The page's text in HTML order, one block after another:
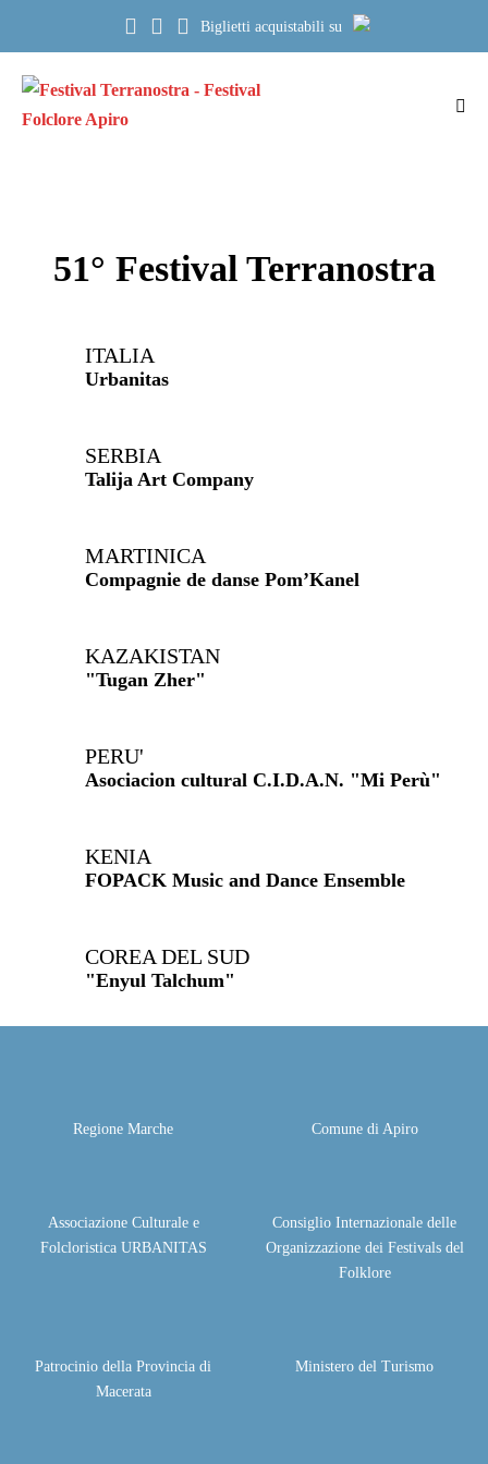
contenuto
Biglietti acquistabili su
51° Festival Terranostra
ITALIA
Urbanitas
SERBIA
Talija Art Company
MARTINICA
Compagnie de danse Pom’Kanel
KAZAKISTAN
"Tugan Zher"
PERU'
Asociacion cultural C.I.D.A.N. "Mi Perù"
KENIA
FOPACK Music and Dance Ensemble
COREA DEL SUD
"Enyul Talchum"
Regione Marche Comune di Apiro
Associazione Culturale e
Folcloristica URBANITAS
Consiglio Internazionale delle
Organizzazione dei Festivals del
Folklore
Patrocinio della Provincia di
Macerata
Ministero del Turismo